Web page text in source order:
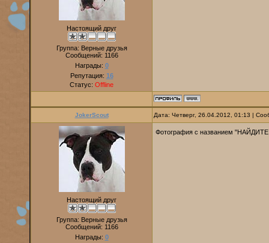
Настоящий друг
Группа: Верные друзья
Сообщений: 1166
Награды: 0
Репутация: 16
Статус: Offline
JokerScout Дата: Четверг, 26.04.2012, 01:13 |
Настоящий друг
Группа: Верные друзья
Сообщений: 1166
Награды: 0
Фотография с названием